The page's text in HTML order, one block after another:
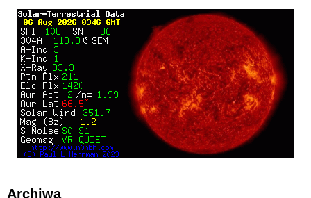
Archiwa